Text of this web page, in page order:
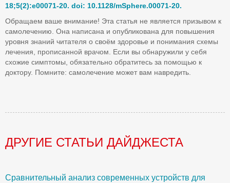
18;5(2):e00071-20. doi: 10.1128/mSphere.00071-20.
Обращаем ваше внимание! Эта статья не является призывом к
самолечению. Она написана и опубликована для повышения
уровня знаний читателя о своём здоровье и понимания схемы
лечения, прописанной врачом. Если вы обнаружили у себя
схожие симптомы, обязательно обратитесь за помощью к
доктору. Помните: самолечение может вам навредить.
ДРУГИЕ СТАТЬИ ДАЙДЖЕСТА
Сравнительный анализ современных устройств для